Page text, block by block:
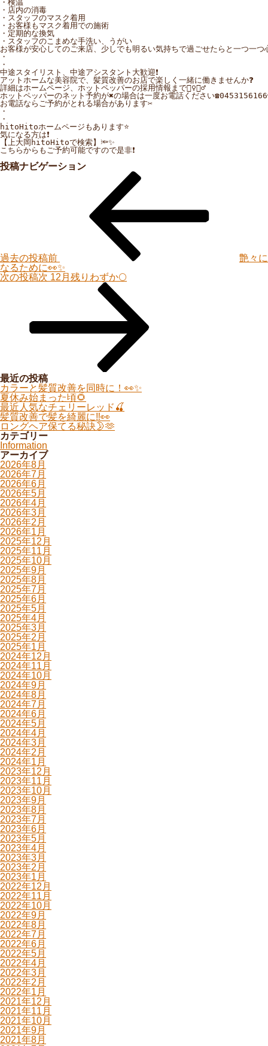
・検温
・店内の消毒
・スタッフのマスク着用
・お客様もマスク着用での施術
・定期的な換気
・スタッフのこまめな手洗い、うがい
お客様が安心してのご来店、少しでも明るい気持ちで過ごせたらと一つ一つ
・
・
中途スタイリスト、中途アシスタント大歓迎❗️
アットホームな美容院で、髪質改善のお店で楽しく一緒に働きませんか❓
詳細はホームページ、ホットペッパーの採用情報まで🙋‍♀️🙋‍♂️
ホットペッパーのネット予約が✖︎の場合は一度お電話ください
お電話ならご予約がとれる場合があります✂️
・
・
hitoHitoホームページもあります⭐️
気になる方は❗️
【上大岡hitoHitoで検索】🔦✨
こちらからもご予約可能ですので是非❗️
投稿ナビゲーション
過去の投稿前
艶々に
なるために👀✨
次の投稿次 12月残りわずか🌕
最近の投稿
カラーと髪質改善を同時に！👀✨
夏休み始まった頃🌻
最近人気なチェリーレッド🍒
髪質改善で髪を綺麗に‼️👀
ロングヘア保てる秘訣🌛🫶
カテゴリー
Information
アーカイブ
2026年8月
2026年7月
2026年6月
2026年5月
2026年4月
2026年3月
2026年2月
2026年1月
2025年12月
2025年11月
2025年10月
2025年9月
2025年8月
2025年7月
2025年6月
2025年5月
2025年4月
2025年3月
2025年2月
2025年1月
2024年12月
2024年11月
2024年10月
2024年9月
2024年8月
2024年7月
2024年6月
2024年5月
2024年4月
2024年3月
2024年2月
2024年1月
2023年12月
2023年11月
2023年10月
2023年9月
2023年8月
2023年7月
2023年6月
2023年5月
2023年4月
2023年3月
2023年2月
2023年1月
2022年12月
2022年11月
2022年10月
2022年9月
2022年8月
2022年7月
2022年6月
2022年5月
2022年4月
2022年3月
2022年2月
2022年1月
2021年12月
2021年11月
2021年10月
2021年9月
2021年8月